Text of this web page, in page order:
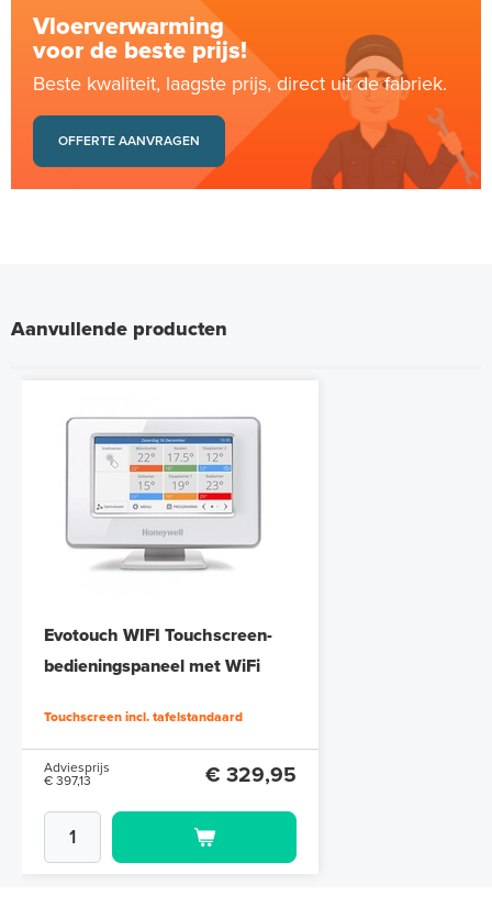
Vloerverwarming
voor de beste prijs!
Beste kwaliteit, laagste prijs, direct uit de fabriek.
OFFERTE AANVRAGEN
Aanvullende producten
Evotouch WIFI Touchscreen-
bedieningspaneel met WiFi
Touchscreen incl. tafelstandaard
Adviesprijs
€ 397,13
€ 329,95